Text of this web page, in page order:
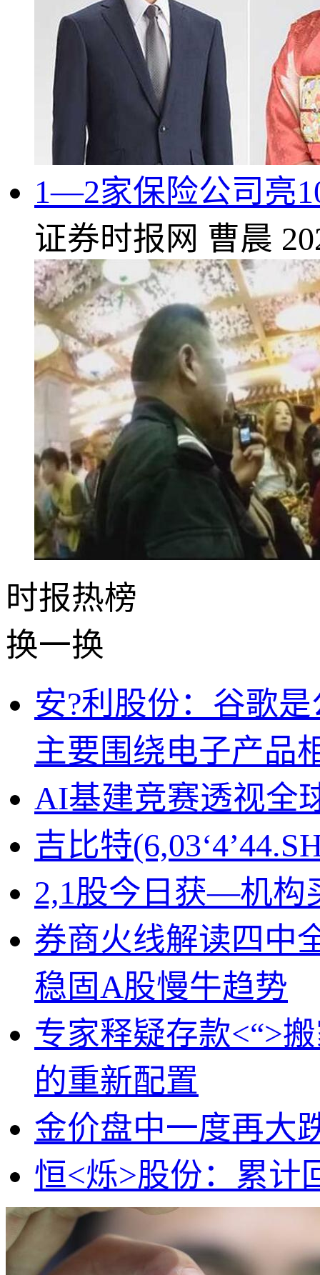
1—2家保险公司亮
证券时报网 曹晨
时报热榜
换一换
安?利股份：谷歌
主要围绕电子产品
AI基建竞赛透视全
吉比特
2,1股今日获—机构
券商火线解读四中
稳固A股慢牛趋势
专家释疑存款<“>
的重新配置
金价盘中一度再大
恒<烁>股份：累计